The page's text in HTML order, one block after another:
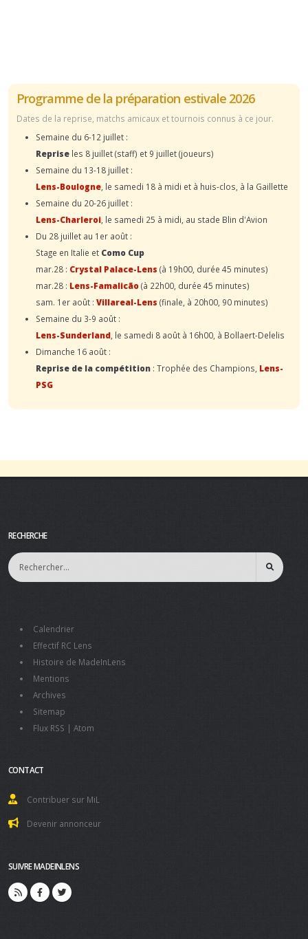
Programme de la préparation estivale 2026
Dates de la reprise, matchs amicaux et tournois connus à ce jour.
Semaine du 6-12 juillet :
Reprise les 8 juillet (staff) et 9 juillet (joueurs)
Semaine du 13-18 juillet :
Lens-Boulogne , le samedi 18 à midi et à huis-clos, à la Gaillette
Semaine du 20-26 juillet :
Lens-Charleroi , le samedi 25 à midi, au stade Blin d'Avion
Du 28 juillet au 1er août :
Stage en Italie et Como Cup
mar.28 : Crystal Palace-Lens (à 19h00, durée 45 minutes)
mar.28 : Lens-Famalicão(à 22h00, durée 45 minutes)
sam. 1er août : Villareal-Lens (finale, à 20h00, 90 minutes)
Semaine du 3-9 août :
Lens-Sunderland , le samedi 8 août à 16h00, à Bollaert-Delelis
Dimanche 16 août :
Reprise de la compétition : Trophée des Champions, Lens-
PSG
RECHERCHE
Calendrier
Effectif RC Lens
Histoire de MadeInLens
Mentions
Archives
Sitemap
Flux RSS | Atom
CONTACT
Contribuer sur MiL
Devenir annonceur
SUIVRE MADEINLENS